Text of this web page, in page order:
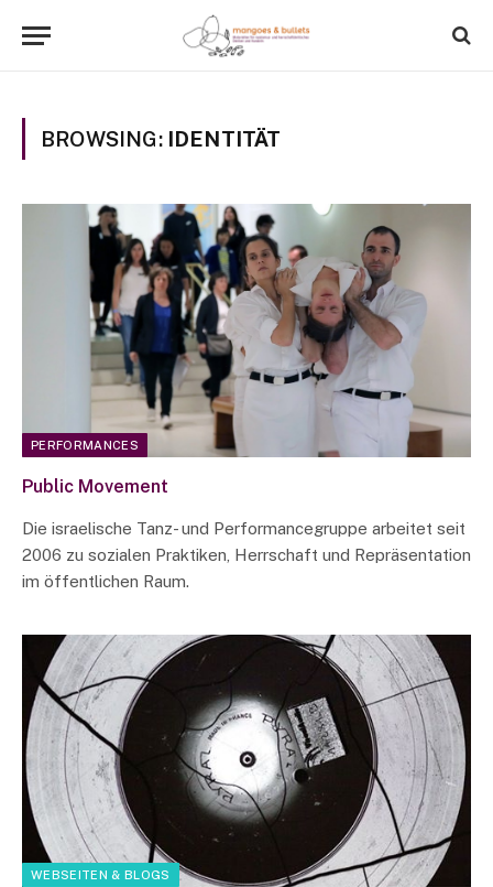
BROWSING: IDENTITÄT
PERFORMANCES
Public Movement
Die israelische Tanz- und Performancegruppe arbeitet seit
2006 zu sozialen Praktiken, Herrschaft und Repräsentation
im öffentlichen Raum.
WEBSEITEN & BLOGS